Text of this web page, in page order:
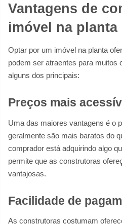
Vantagens de
imóvel na planta
Optar por um imóvel na planta
podem ser atraentes para muitos
alguns dos principais:
Preços mais
Uma das maiores vantagens é o
geralmente são mais baratos do
comprador está adquirindo algo
permite que as construtoras
vantajosas.
Facilidade de
As construtoras costumam